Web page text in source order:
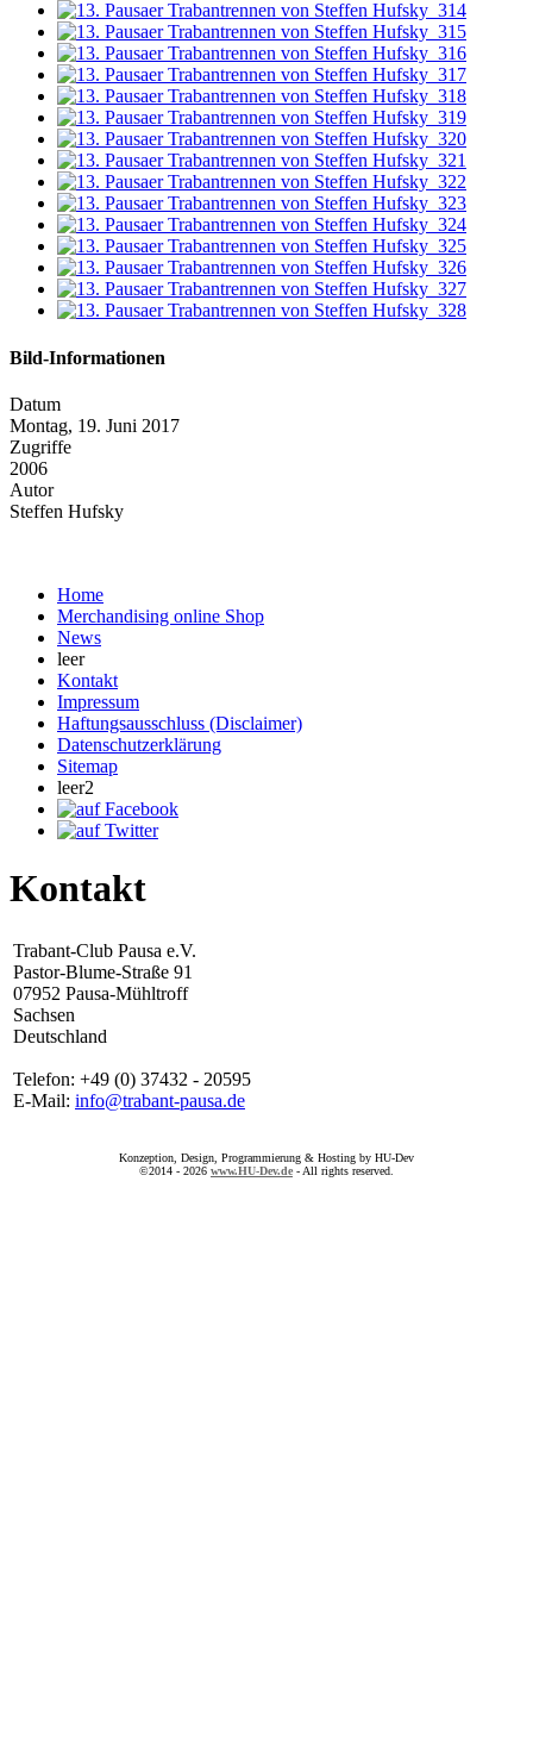
Bild-Informationen
Datum
Montag, 19. Juni 2017
Zugriffe
2006
Autor
Steffen Hufsky
Home
Merchandising online Shop
News
leer
Kontakt
Impressum
Haftungsausschluss (Disclaimer)
Datenschutzerklärung
Sitemap
leer2
Kontakt
Trabant-Club Pausa e.V.
Pastor-Blume-Straße 91
07952 Pausa-Mühltroff
Sachsen
Deutschland
Telefon: +49 (0) 37432 - 20595
E-Mail: info@trabant-pausa.de
Konzeption, Design, Programmierung & Hosting by HU-Dev
©2014 - 2026 www.HU-Dev.de - All rights reserved.